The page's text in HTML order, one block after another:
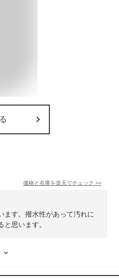
価格と在庫を楽天でチェック >>
ます。撥水性があって汚れに
思います。